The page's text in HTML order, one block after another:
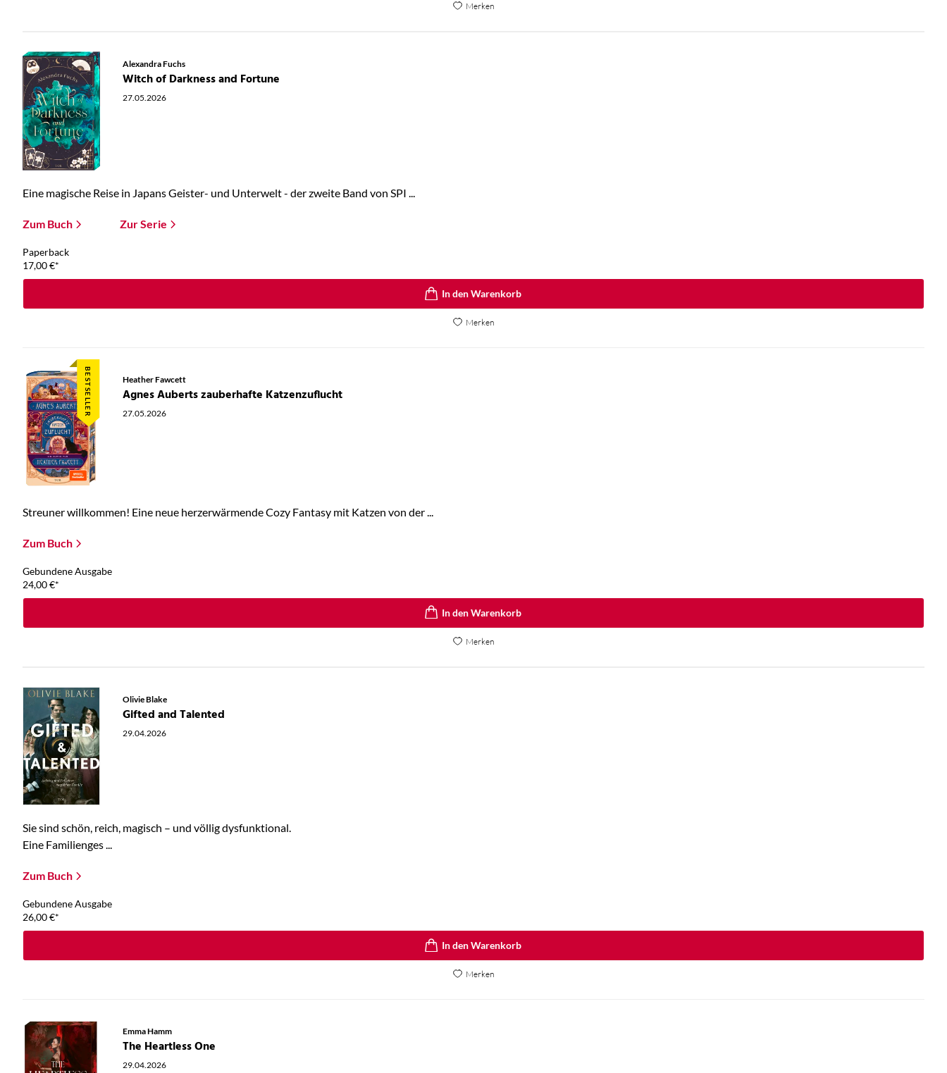
Merken
Alexandra Fuchs
Witch of Darkness and Fortune
27.05.2026
Eine magische Reise in Japans Geister- und Unterwelt - der zweite Band von SPI ...
Zum Buch Zur Serie
Paperback
17,00€*
In den Warenkorb
Merken
BESTSELLER Heather Fawcett
Agnes Auberts zauberhafte Katzenzuflucht
27.05.2026
Streuner willkommen! Eine neue herzerwärmende Cozy Fantasy mit Katzen von der ...
Zum Buch
Gebundene Ausgabe
24,00€*
In den Warenkorb
Merken
Olivie Blake
Gifted and Talented
29.04.2026
Sie sind schön, reich, magisch – und völlig dysfunktional.
Eine Familienges ...
Zum Buch
Gebundene Ausgabe
26,00€*
In den Warenkorb
Merken
Emma Hamm
The Heartless One
29.04.2026